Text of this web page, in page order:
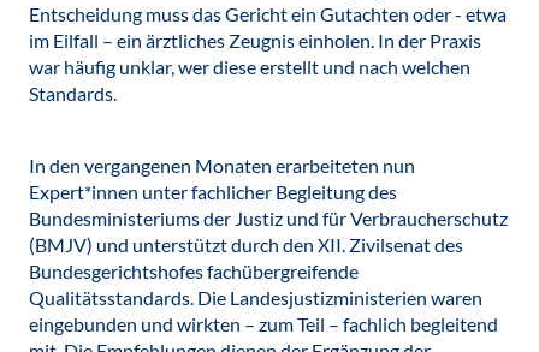
Entscheidung muss das Gericht ein Gutachten oder - etwa
im Eilfall – ein ärztliches Zeugnis einholen. In der Praxis
war häufig unklar, wer diese erstellt und nach welchen
Standards.
In den vergangenen Monaten erarbeiteten nun
Expert*innen unter fachlicher Begleitung des
Bundesministeriums der Justiz und für Verbraucherschutz
(BMJV) und unterstützt durch den XII. Zivilsenat des
Bundesgerichtshofes fachübergreifende
Qualitätsstandards. Die Landesjustizministerien waren
eingebunden und wirkten – zum Teil – fachlich begleitend